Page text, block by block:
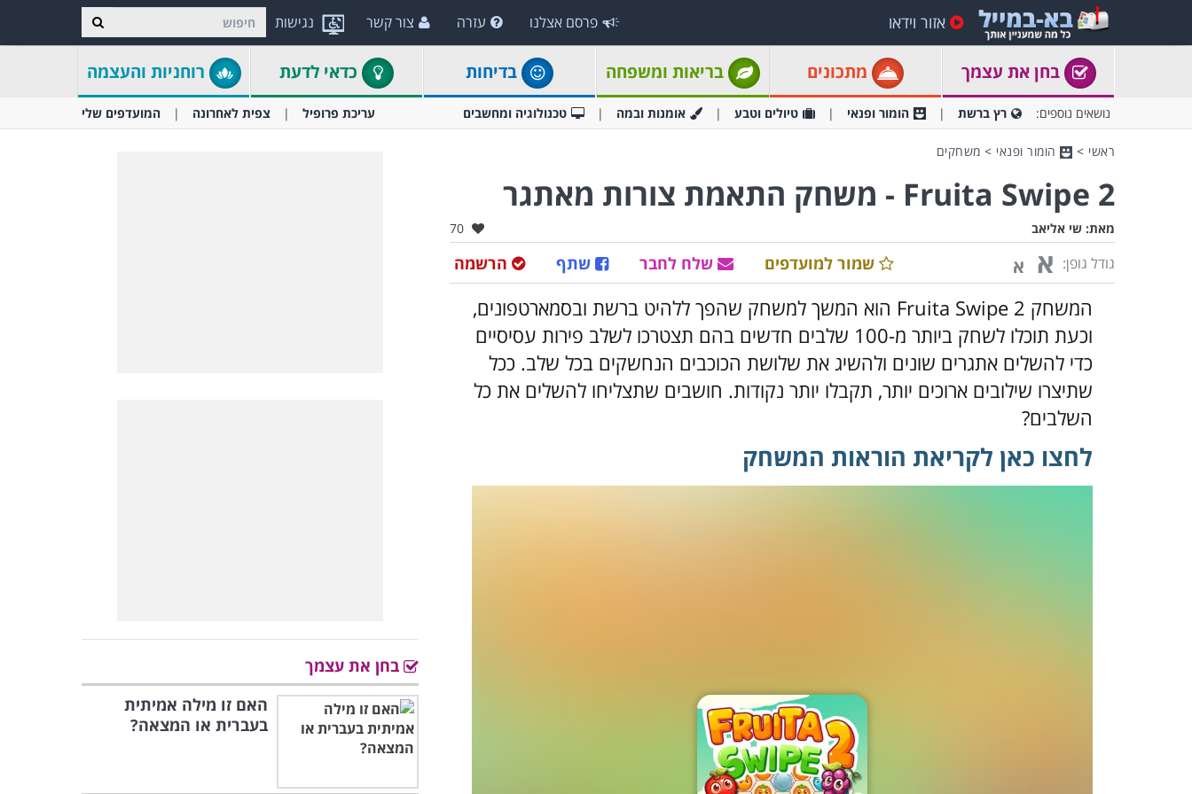
נגישות אזור וידאו פרסם אצלנו עזרה צור קשר
בחן את עצמך מתכונים בריאות ומשפחה בדיחות כדאי לדעת רוחניות והעצמה
נושאים נוספים: רץ ברשת הומור ופנאי טיולים וטבע אומנות ובמה טכנולוגיה ומחשבים עריכת פרופיל צפית לאחרונה המועדפים שלי
ראשי > הומור ופנאי > משחקים
Fruita Swipe 2 - משחק התאמת צורות מאתגר
מאת: שי אליאב אהבו:
70
גודל גופן: א א הרשמה שתף שלח לחבר שמור למועדפים
המשחק Fruita Swipe 2 הוא המשך למשחק שהפך ללהיט ברשת ובסמארטפונים,
וכעת תוכלו לשחק ביותר מ-100 שלבים חדשים בהם תצטרכו לשלב פירות עסיסיים
כדי להשלים אתגרים שונים ולהשיג את שלושת הכוכבים הנחשקים בכל שלב. ככל
שתיצרו שילובים ארוכים יותר, תקבלו יותר נקודות. חושבים שתצליחו להשלים את כל
השלבים?
לחצו כאן לקריאת הוראות המשחק
בחן את עצמך
האם זו מילה אמיתית
בעברית או המצאה?